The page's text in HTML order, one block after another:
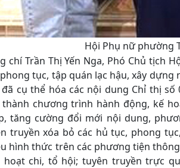
Hội Phụ nữ phường
chí Trần Thị Yến Nga, Phó Chủ tịch
tục, tập quán lạc hậu, xây dựng
cụ thể hóa các nội dung Chỉ thị số
chương trình hành động, kế
tăng cường đổi mới nội dung,
truyền xóa bỏ các hủ tục, phong
hình thức trên các phương tiện
hoạt chi, tổ hội; tuyên truyền trực